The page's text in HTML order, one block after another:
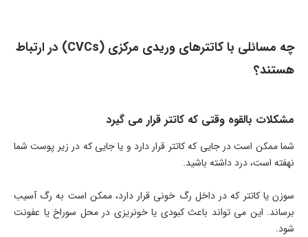
چه مسائلی با کاتترهای وریدی مرکزی (CVCs) در ارتباط
هستند؟
مشکلات بالقوه وقتی­ که کاتتر قرار می­ گیرد
شما ممکن است در جایی­ که کاتتر قرار دارد و یا جایی­ که در زیر پوست شما
نهفته است، درد داشته باشید.
سوزن یا کاتتر که در داخل رگ خونی قرار دارد، ممکن است به رگ آسیب
برساند. این می ­تواند باعث کبودی یا خونریزی در محل سوراخ یا عفونت
شود.